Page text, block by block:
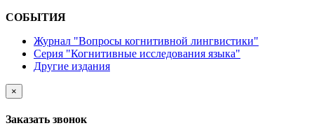
СОБЫТИЯ
Журнал "Вопросы когнитивной лингвистики"
Серия "Когнитивные исследования языка"
Другие издания
×
Заказать звонок